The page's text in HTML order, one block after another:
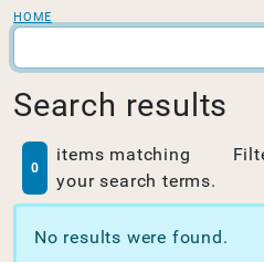
HOME
Search results
0
items matching
your search terms.
No results were found.